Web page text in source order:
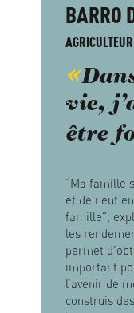
BARRO
vie,
être
"Ma famille
et de neuf
famille",
les
permet
important
l’avenir de
construis